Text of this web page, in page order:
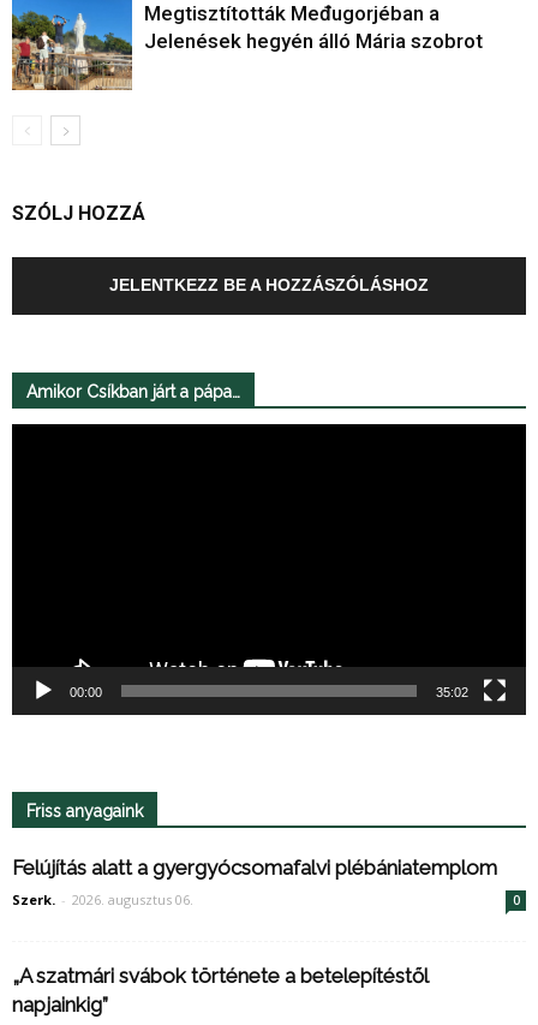
Megtisztították Međugorjéban a
Jelenések hegyén álló Mária szobrot
SZÓLJ HOZZÁ
JELENTKEZZ BE A HOZZÁSZÓLÁSHOZ
Amikor Csíkban járt a pápa…
00:00 35:02
Friss anyagaink
Felújítás alatt a gyergyócsomafalvi plébániatemplom
Szerk. - 2026. augusztus 06. 0
„A szatmári svábok története a betelepítéstől
napjainkig”